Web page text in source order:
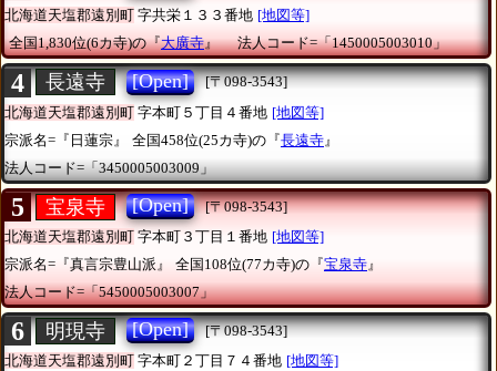
北海道天塩郡遠別町 字共栄１３３番地 [地図等]
全国1,830位(6カ寺)の『大廣寺』 法人コード=「1450005003010」
4 長遠寺 [Open]
[〒098-3543]
北海道天塩郡遠別町 字本町５丁目４番地 [地図等]
宗派名=『日蓮宗』
全国458位(25カ寺)の『長遠寺 』
法人コード=「3450005003009」
5 宝泉寺 [Open]
[〒098-3543]
北海道天塩郡遠別町 字本町３丁目１番地 [地図等]
宗派名=『真言宗豊山派』
全国108位(77カ寺)の『宝泉寺』
法人コード=「5450005003007」
6 明現寺 [Open]
[〒098-3543]
北海道天塩郡遠別町 字本町２丁目７４番地 [地図等]